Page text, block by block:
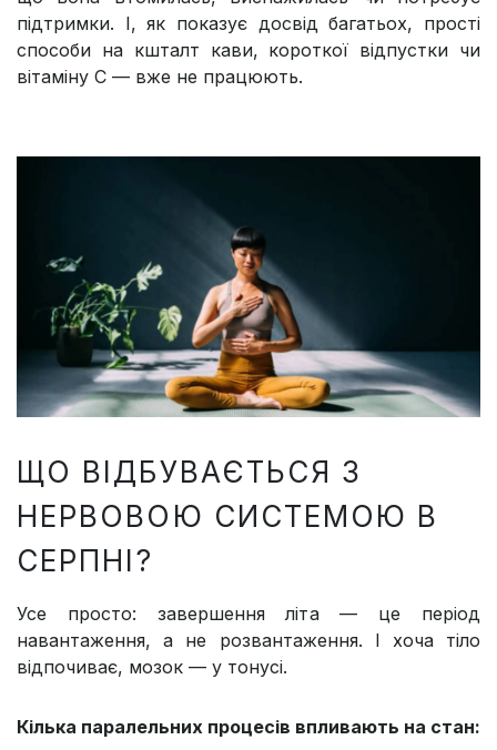
підтримки. І, як показує досвід багатьох, прості
способи на кшталт кави, короткої відпустки чи
вітаміну С — вже не працюють.
ЩО ВІДБУВАЄТЬСЯ З
НЕРВОВОЮ СИСТЕМОЮ В
СЕРПНІ?
Усе просто: завершення літа — це період
навантаження, а не розвантаження. І хоча тіло
відпочиває, мозок — у тонусі.
Кілька паралельних процесів впливають на стан: